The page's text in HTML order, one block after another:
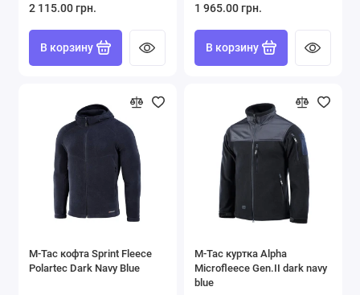
2 115.00 грн.
В корзину
1 965.00 грн.
В корзину
M-Tac кофта Sprint Fleece
Polartec Dark Navy Blue
M-Tac куртка Alpha
Microfleece Gen.ІІ dark navy
blue